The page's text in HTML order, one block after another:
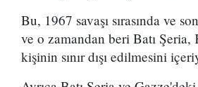
Bu, 1967 savaşı sırasında ve
ve o zamandan beri Batı
kişinin sınır dışı edilmesini